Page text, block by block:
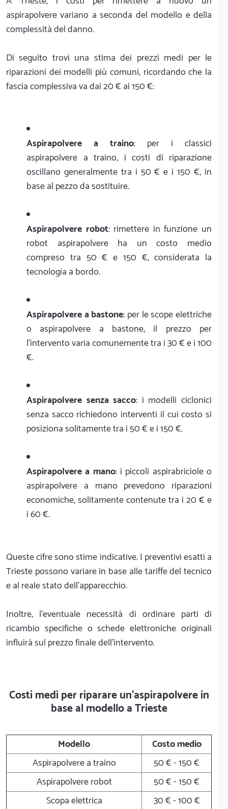
aspirapolvere variano a seconda del modello e della
complessità del danno.
Di seguito trovi una stima dei prezzi medi per le
riparazioni dei modelli più comuni, ricordando che la
fascia complessiva va dai 20 € ai 150 €:
Aspirapolvere a traino: per i classici
aspirapolvere a traino, i costi di riparazione
oscillano generalmente tra i 50 € e i 150 €, in
base al pezzo da sostituire.
Aspirapolvere robot: rimettere in funzione un
robot aspirapolvere ha un costo medio
compreso tra 50 € e 150 €, considerata la
tecnologia a bordo.
Aspirapolvere a bastone: per le scope elettriche
o aspirapolvere a bastone, il prezzo per
l'intervento varia comunemente tra i 30 € e i 100
€.
Aspirapolvere senza sacco: i modelli ciclonici
senza sacco richiedono interventi il cui costo si
posiziona solitamente tra i 50 € e i 150 €.
Aspirapolvere a mano: i piccoli aspirabriciole o
aspirapolvere a mano prevedono riparazioni
economiche, solitamente contenute tra i 20 € e
i 60 €.
Queste cifre sono stime indicative. I preventivi esatti a
Trieste possono variare in base alle tariffe del tecnico
e al reale stato dell'apparecchio.
Inoltre, l'eventuale necessità di ordinare parti di
ricambio specifiche o schede elettroniche originali
influirà sul prezzo finale dell'intervento.
Costi medi per riparare un'aspirapolvere in
base al modello a Trieste
Modello
Costo medio
Aspirapolvere a traino
50 € - 150 €
Aspirapolvere robot
50 € - 150 €
Scopa elettrica
30 € - 100 €